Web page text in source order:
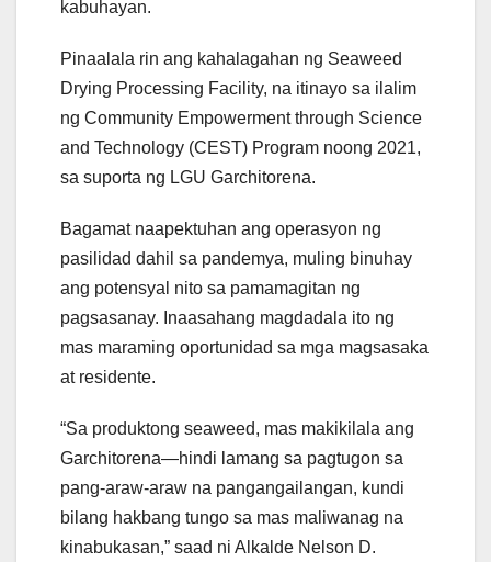
kabuhayan.
Pinaalala rin ang kahalagahan ng Seaweed
Drying Processing Facility, na itinayo sa ilalim
ng Community Empowerment through Science
and Technology (CEST) Program noong 2021,
sa suporta ng LGU Garchitorena.
Bagamat naapektuhan ang operasyon ng
pasilidad dahil sa pandemya, muling binuhay
ang potensyal nito sa pamamagitan ng
pagsasanay. Inaasahang magdadala ito ng
mas maraming oportunidad sa mga magsasaka
at residente.
“Sa produktong seaweed, mas makikilala ang
Garchitorena—hindi lamang sa pagtugon sa
pang-araw-araw na pangangailangan, kundi
bilang hakbang tungo sa mas maliwanag na
kinabukasan,” saad ni Alkalde Nelson D.